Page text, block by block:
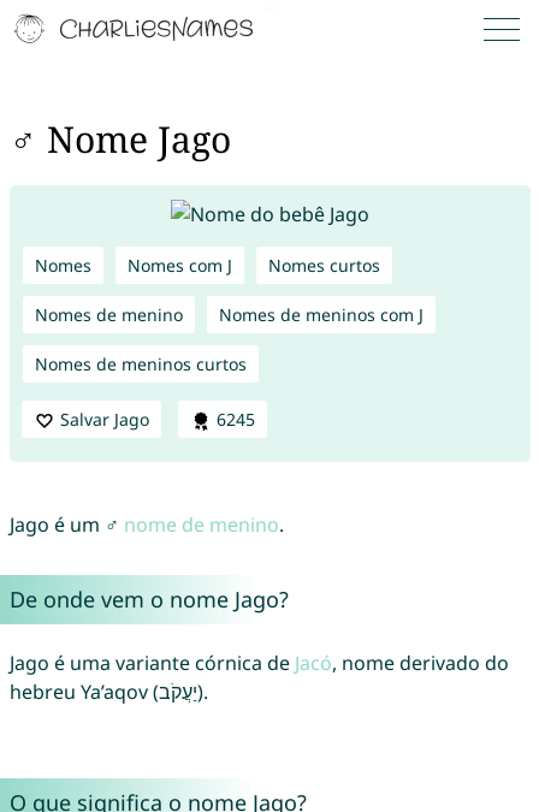
♂ Nome Jago
Nomes Nomes com J Nomes curtos
Nomes de menino Nomes de meninos com J
Nomes de meninos curtos
Salvar Jago 6245
Jago é um ♂ nome de menino.
De onde vem o nome Jago?
Jago é uma variante córnica de Jacó, nome derivado do
hebreu Ya’aqov (יַעֲקֹב).
O que significa o nome Jago?